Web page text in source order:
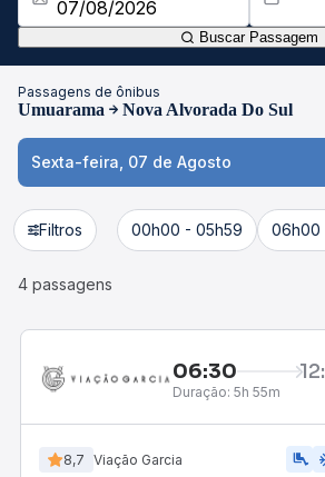
Buscar Passagem
Passagens de ônibus
Umuarama Nova Alvorada Do Sul
Sexta-feira, 07 de Agosto
Filtros 00h00 - 05h59 06h00
4 passagens
06:30
Duração: 5h 55m
8,7 Viação Garcia airline_seat_legroom_extra